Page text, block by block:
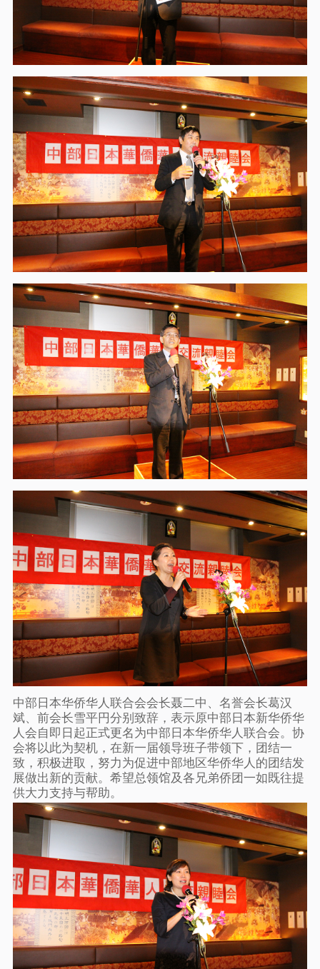
中部日本华侨华人联合会会长聂二中、名誉会长葛汉
斌、前会长雪平円分别致辞，表示原中部日本新华侨华
人会自即日起正式更名为中部日本华侨华人联合会。协
会将以此为契机，在新一届领导班子带领下，团结一
致，积极进取，努力为促进中部地区华侨华人的团结发
展做出新的贡献。希望总领馆及各兄弟侨团一如既往提
供大力支持与帮助。